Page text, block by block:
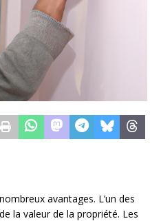
avantages. L’un des
la valeur de la propriété. Les